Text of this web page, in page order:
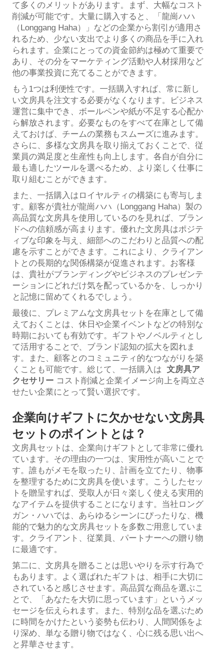
て多くのメリットがあります。まず、大幅なコスト
削減が可能です。大量に購入すると、「龍崗ハハ
（Longgang Haha）」などの企業から割引が適用さ
れるため、少ない支出でより多くの商品を手に入れ
られます。企業にとっての資金節約は極めて重要で
あり、その分をマーケティング活動や人材採用など
他の事業投資に充てることができます。
もう1つは利便性です。一括購入すれば、常に新し
い文房具を注文する必要がなくなります。ビジネス
運営に集中でき、ボールペンや紙が不足する心配か
ら解放されます。必要なものをすべて在庫として備
えておけば、チームの業務もスムーズに進みます。
さらに、多様な文房具を取り揃えておくことで、従
業員の満足度と生産性も向上します。各自が自分に
最も適したツールを選べるため、より楽しく仕事に
取り組むことができます。
また、一括購入はロイヤルティの構築にも寄与しま
す。顧客が貴社が龍崗ハハ（Longgang Haha）製の
高品質な文房具を使用しているのを見れば、ブラン
ドへの信頼感が高まります。優れた文房具はポジテ
ィブな印象を与え、細部へのこだわりと品質への配
慮を示すことができます。これにより、クライアン
トとの長期的な関係構築が促進されます。お客様
は、貴社がブランディングやビジネスのプレゼンテ
ーションにどれだけ気を配っているかを、しっかり
と記憶に留めてくれるでしょう。
最後に、プレミアムな文房具セットを在庫として備
えておくことは、休日や企業イベントなどの特別な
時期においても有効です。ギフトやノベルティとし
て活用することで、ブランド認知の拡大を図れま
す。また、顧客とのコミュニティ的なつながりを築
くことも可能です。総じて、一括購入は 文房具ア
クセサリー コスト削減と企業イメージ向上を両立さ
せたい企業にとって賢い選択です。
企業向けギフトに欠かせない文房具
セットのポイントとは？
文房具セットは、企業向けギフトとして非常に優れ
ています。その理由の一つは、実用性が高いことで
す。誰もがメモを取ったり、計画を立てたり、物事
を整理するために文房具を使います。こうしたセッ
トを贈呈すれば、受取人が日々楽しく使える実用的
なアイテムを提供することになります。当社ロング
ガン・ハハでは、あらゆるシーンにぴったりな、機
能的で魅力的な文房具セットを多数ご用意していま
す。クライアント、従業員、パートナーへの贈り物
に最適です。
第二に、文房具を贈ることは思いやりを示す行為で
もあります。よく選ばれたギフトは、相手に大切に
されていると感じさせます。高品質な商品を選ぶこ
とで、「あなたを大切に思っています」というメッ
セージを伝えられます。また、特別な品を選ぶため
に時間をかけたという姿勢も伝わり、人間関係をよ
り深め、単なる贈り物ではなく、心に残る思い出へ
と昇華させます。